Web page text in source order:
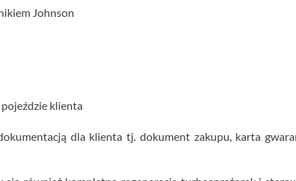
Johnson
klienta
dla klienta tj. dokument zakupu, karta